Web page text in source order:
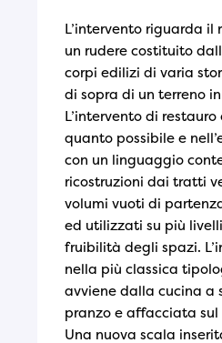
L’intervento riguarda
un rudere costituito
corpi edilizi di varia
di sopra di un terreno
L’intervento di
quanto possibile e
con un linguaggio
ricostruzioni dai tratti
volumi vuoti di
ed utilizzati su più
fruibilità degli spazi.
nella più classica
avviene dalla cucina a
pranzo e affacciata
Una nuova scala